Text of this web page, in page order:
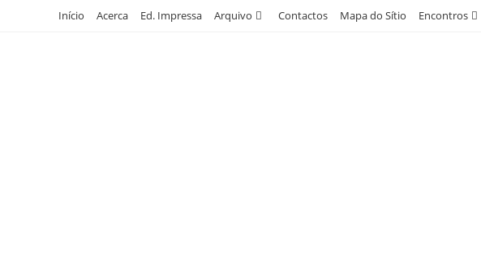
Início Acerca Ed. Impressa Arquivo Contactos Mapa do Sítio Encontros